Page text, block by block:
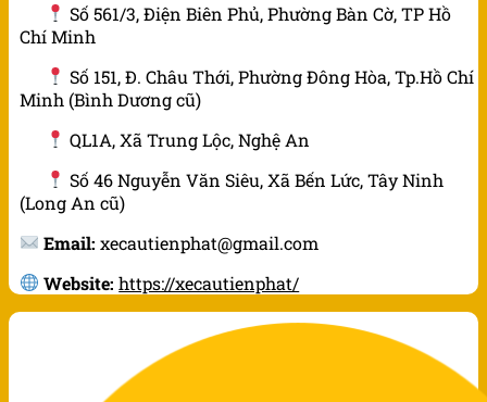
Số 561/3, Điện Biên Phủ, Phường Bàn Cờ, TP Hồ
Chí Minh
Số 151, Đ. Châu Thới, Phường Đông Hòa, Tp.Hồ Chí
Minh (Bình Dương cũ)
QL1A, Xã Trung Lộc, Nghệ An
Số 46 Nguyễn Văn Siêu, Xã Bến Lức, Tây Ninh
(Long An cũ)
Email:xecautienphat@gmail.com
Website:https://xecautienphat/